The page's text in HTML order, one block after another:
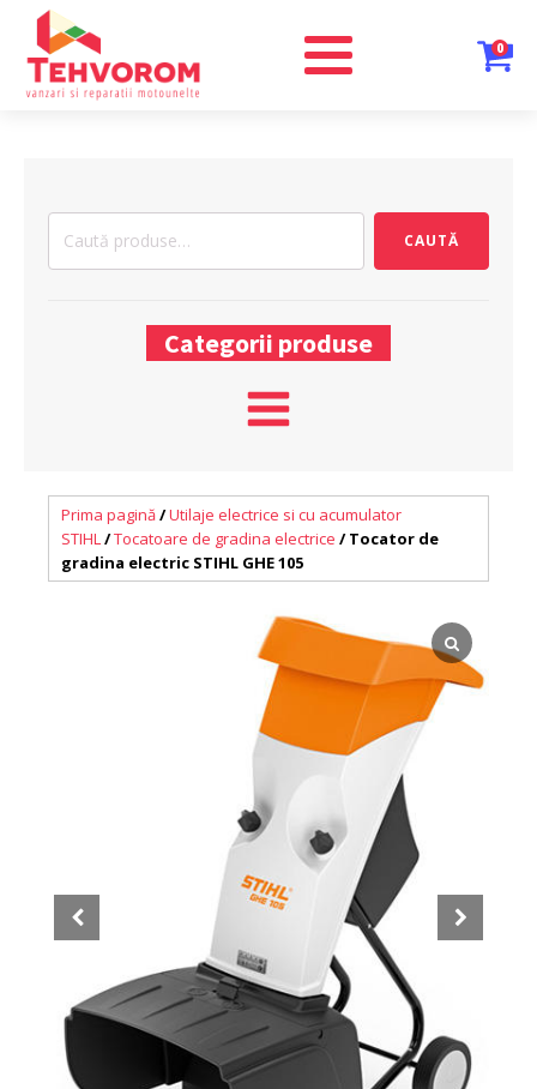
0
Caută
CAUTĂ
Categorii produse
Prima pagină/Utilaje electrice si cu acumulator
STIHL/Tocatoare de gradina electrice / Tocator de
gradina electric STIHL GHE 105